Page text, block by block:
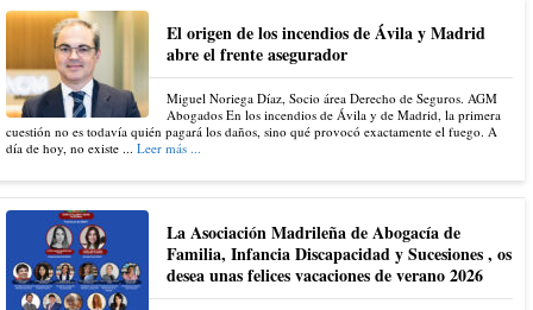
El origen de los incendios de Ávila y Madrid
abre el frente asegurador
Miguel Noriega Díaz, Socio área Derecho de Seguros. AGM
Abogados En los incendios de Ávila y de Madrid, la primera
cuestión no es todavía quién pagará los daños, sino qué provocó exactamente el fuego. A
día de hoy, no existe ... Leer más ...
La Asociación Madrileña de Abogacía de
Familia, Infancia Discapacidad y Sucesiones , os
desea unas felices vacaciones de verano 2026